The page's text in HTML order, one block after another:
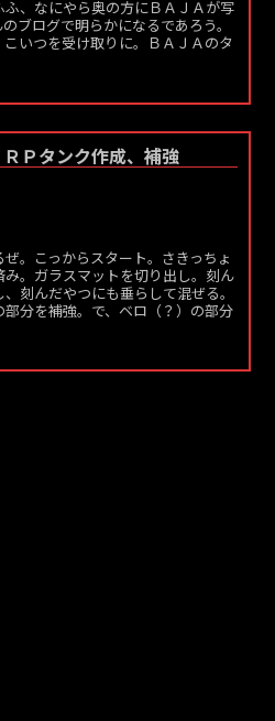
、なにやら奥の方にＢＡＪＡが写
ブログで明らかになるであろう。
いつを受け取りに。ＢＡＪＡのタ
ＲＰタンク作成、補強
。こっからスタート。さきっちょ
。ガラスマットを切り出し。刻ん
刻んだやつにも垂らして混ぜる。
分を補強。で、ベロ（？）の部分